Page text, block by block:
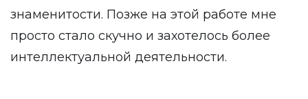
знаменитости. Позже на этой работе мне
просто стало скучно и захотелось более
интеллектуальной деятельности.